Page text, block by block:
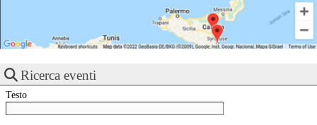
Ricerca eventi
Testo